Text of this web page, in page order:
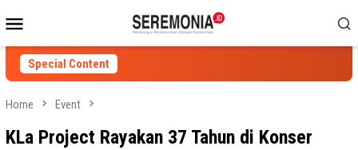
to
contentMenu
Special Content
Home Event
KLa Project Rayakan 37 Tahun di Konser